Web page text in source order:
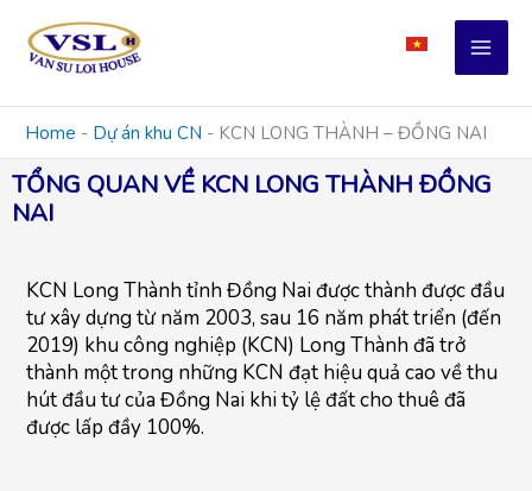
content
Home - Dự án khu CN - KCN LONG THÀNH – ĐỒNG NAI
TỔNG QUAN VỀ KCN LONG THÀNH ĐỒNG
NAI
KCN Long Thành tỉnh Đồng Nai được thành được đầu
tư xây dựng từ năm 2003, sau 16 năm phát triển (đến
2019) khu công nghiệp (KCN) Long Thành đã trở
thành một trong những KCN đạt hiệu quả cao về thu
hút đầu tư của Đồng Nai khi tỷ lệ đất cho thuê đã
được lấp đầy 100%.